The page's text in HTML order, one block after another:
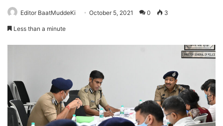
Editor BaatMuddeKi October 5, 2021 0 3
Less than a minute